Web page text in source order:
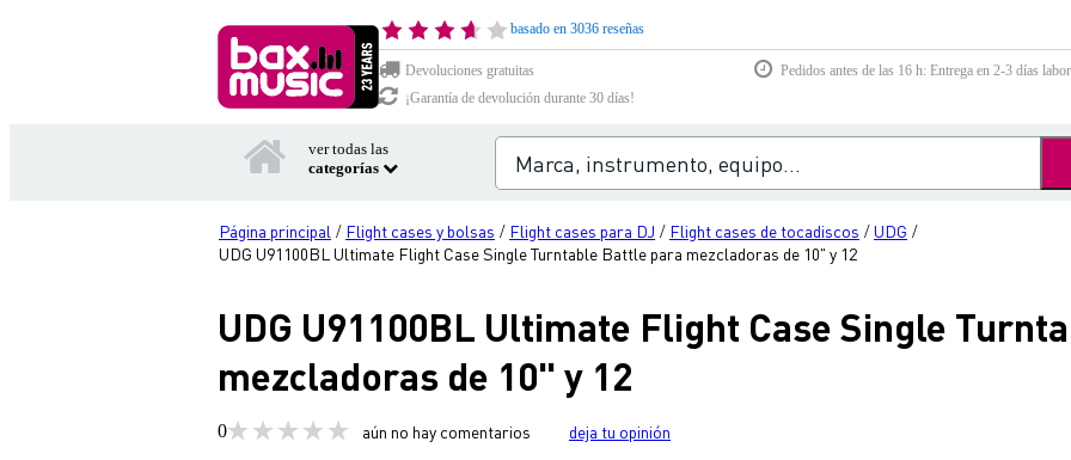
basado en 3036 reseñas
Devoluciones gratuitas
Pedidos antes de las 16 h: Entrega en 2-3 días
¡Garantía de devolución durante 30 días!
ver todas las
categorías
Página principal / Flight cases y bolsas / Flight cases para DJ / Flight cases de tocadiscos /UDG /
UDG U91100BL Ultimate Flight Case Single Turntable Battle para mezcladoras de 10" y 12
UDG U91100BL Ultimate Flight Case Single
mezcladoras de 10" y 12
0 aún no hay comentarios deja tu opinión